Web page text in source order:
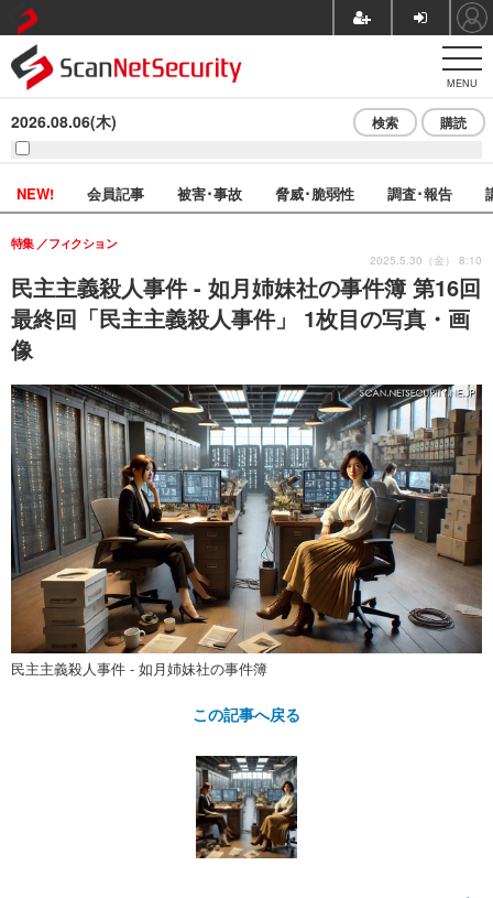
MENU
2026.08.06(木) 検索 購読
NEW! 会員記事 被害･事故 脅威･脆弱性 調査･報告
民主主義殺人事件 - 如月姉妹社の事件簿 第16回
最終回「民主主義殺人事件」 1枚目の写真・画
像
特集 フィクション
2025.5.30（金） 8:10
民主主義殺人事件 - 如月姉妹社の事件簿
この記事へ戻る